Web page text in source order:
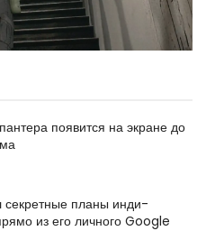
появится на экране до
секретные планы инди-
из его личного Google